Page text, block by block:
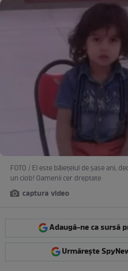
FOTO / El este băiețelul de șase ani,
un ciob! Oamenii cer dreptate
captura video
Adaugă-ne ca sursă
Urmărește